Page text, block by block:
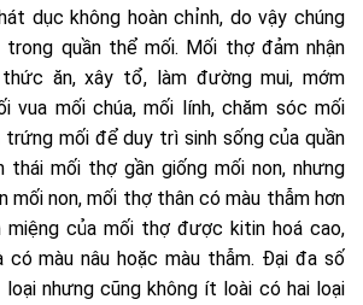
dục không hoàn chỉnh, do vậy chúng
quần thể mối. Mối thợ đảm nhận
ăn, xây tổ, làm đường mui, mớm
vua mối chúa, mối lính, chăm sóc mối
trứng mối để duy trì sinh sống của quần
thái mối thợ gần giống mối non, nhưng
mối non, mối thợ thân có màu thẫm hơn
miệng của mối thợ được kitin hoá cao,
có màu nâu hoặc màu thẫm. Đại đa số
nhưng cũng không ít loài có hai loại